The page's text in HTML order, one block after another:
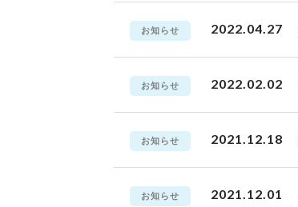
お知らせ 2022.04.27
お知らせ 2022.02.02
お知らせ 2021.12.18
お知らせ 2021.12.01